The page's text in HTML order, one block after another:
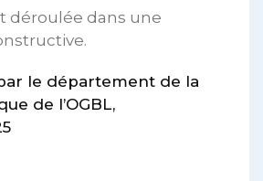
déroulée dans une
le département de la
de l’OGBL,